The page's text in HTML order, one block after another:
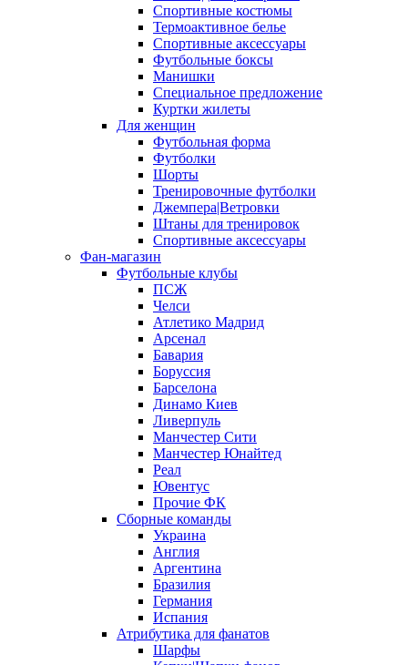
Спортивные костюмы
Термоактивное белье
Спортивные аксессуары
Футбольные боксы
Манишки
Специальное предложение
Куртки жилеты
Для женщин
Футбольная форма
Футболки
Шорты
Тренировочные футболки
Джемпера|Ветровки
Штаны для тренировок
Спортивные аксессуары
Фан-магазин
Футбольные клубы
ПСЖ
Челси
Атлетико Мадрид
Арсенал
Бавария
Боруссия
Барселона
Динамо Киев
Ливерпуль
Манчестер Сити
Манчестер Юнайтед
Реал
Ювентус
Прочие ФК
Сборные команды
Украина
Англия
Аргентина
Бразилия
Германия
Испания
Атрибутика для фанатов
Шарфы